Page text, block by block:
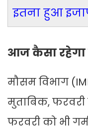
इतना हुआ
आज कैसा रहेगा
मौसम विभाग
मुताबिक, फरवरी
फरवरी को भी